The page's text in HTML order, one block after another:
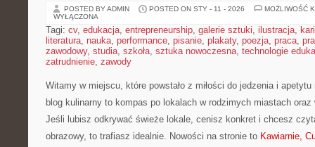
POSTED BY ADMIN POSTED ON STY - 11 - 2026
MOŻLIWOŚĆ
WYŁĄCZONA
Tagi: cv, edukacja, entrepreneurship, galerie sztuki, ilustracja,
literatura, nauka, performance, pisanie, plakaty, poezja, praca,
zawodowy, studia, szkoła, sztuka nowoczesna, technologie
zatrudnienie, zawody
Witamy w miejscu, które powstało z miłości do jedzenia i
blog kulinarny to kompas po lokalach w rodzimych miastach
Jeśli lubisz odkrywać świeże lokale, cenisz konkret i chcesz
obrazowy, to trafiasz idealnie. Nowości na stronie to Kawiarnie,